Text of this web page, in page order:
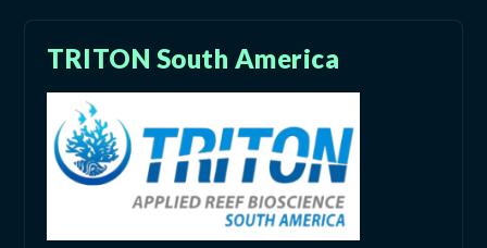
TRITON South America